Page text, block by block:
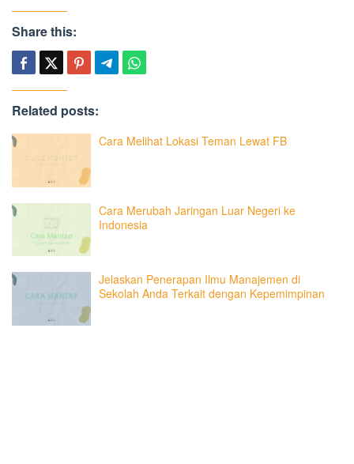
Share this:
Related posts:
Cara Melihat Lokasi Teman Lewat FB
Cara Merubah Jaringan Luar Negeri ke
Indonesia
Jelaskan Penerapan Ilmu Manajemen di
Sekolah Anda Terkait dengan Kepemimpinan